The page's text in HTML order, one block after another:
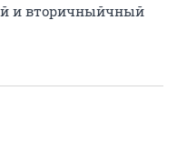
и вторичныйчный